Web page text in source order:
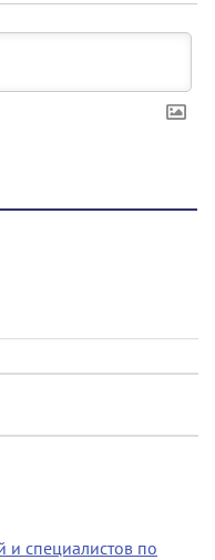
и специалистов по